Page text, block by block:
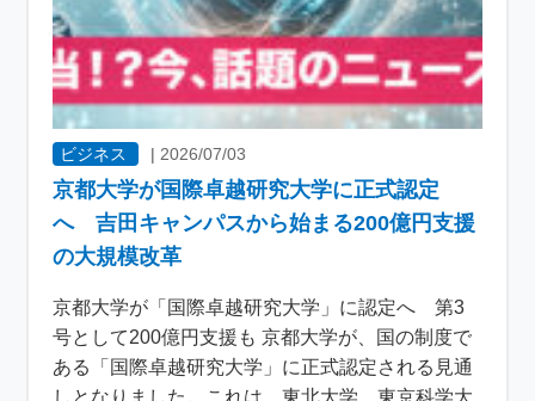
ビジネス | 2026/07/03
京都大学が国際卓越研究大学に正式認定
へ 吉田キャンパスから始まる200億円支援
の大規模改革
京都大学が「国際卓越研究大学」に認定へ 第3
号として200億円支援も 京都大学が、国の制度で
ある「国際卓越研究大学」に正式認定される見通
しとなりました。これは、東北大学、東京科学大